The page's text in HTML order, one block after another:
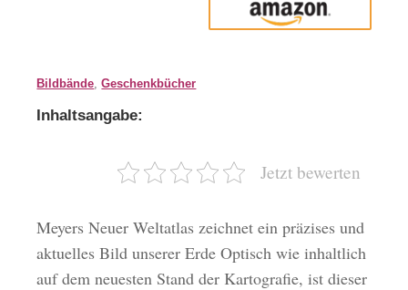
Amazon
Bildbände ,Geschenkbücher
Inhaltsangabe:
Jetzt bewerten
Meyers Neuer Weltatlas zeichnet ein präzises und
aktuelles Bild unserer Erde Optisch wie inhaltlich
auf dem neuesten Stand der Kartografie, ist dieser